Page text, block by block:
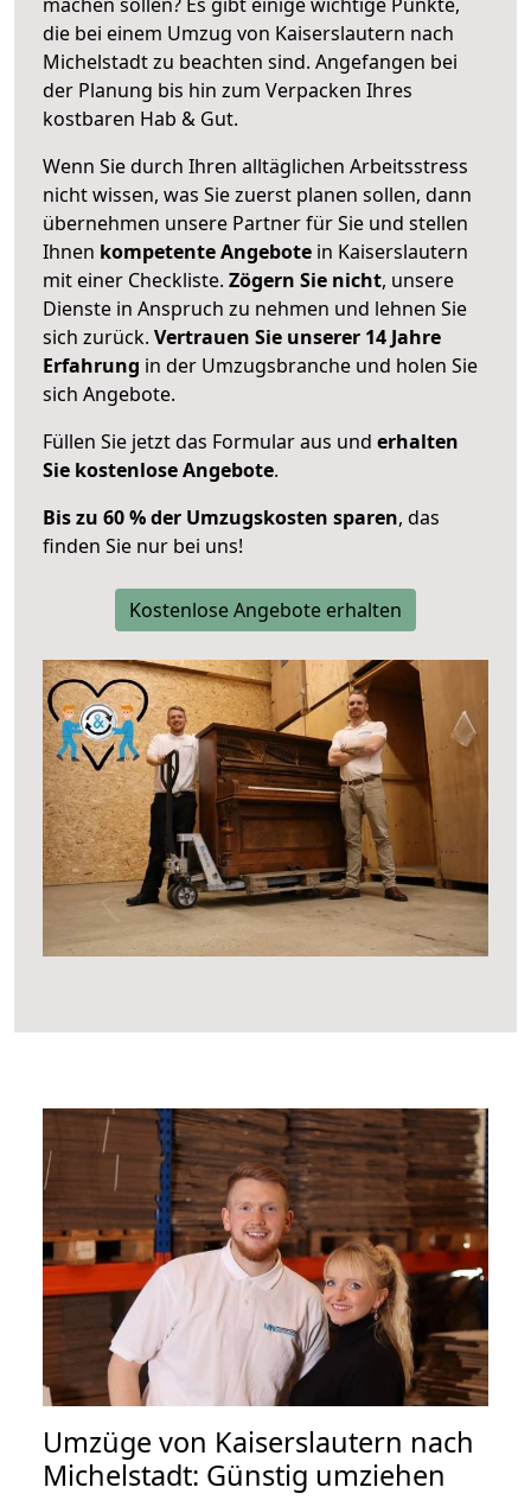
die bei einem Umzug von Kaiserslautern nach
Michelstadt zu beachten sind. Angefangen bei
der Planung bis hin zum Verpacken Ihres
kostbaren Hab & Gut.
Wenn Sie durch Ihren alltäglichen Arbeitsstress
nicht wissen, was Sie zuerst planen sollen, dann
übernehmen unsere Partner für Sie und stellen
Ihnen kompetente Angebote in Kaiserslautern
mit einer Checkliste. Zögern Sie nicht, unsere
Dienste in Anspruch zu nehmen und lehnen Sie
sich zurück. Vertrauen Sie unserer 14 Jahre
Erfahrung in der Umzugsbranche und holen Sie
sich Angebote.
Füllen Sie jetzt das Formular aus und erhalten
Sie kostenlose Angebote.
Bis zu 60 % der Umzugskosten sparen, das
finden Sie nur bei uns!
Kostenlose Angebote erhalten
Umzüge von Kaiserslautern nach
Michelstadt: Günstig umziehen